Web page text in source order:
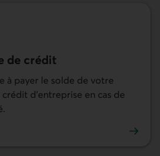
de crédit
à payer le solde de votre
d'entreprise en cas de